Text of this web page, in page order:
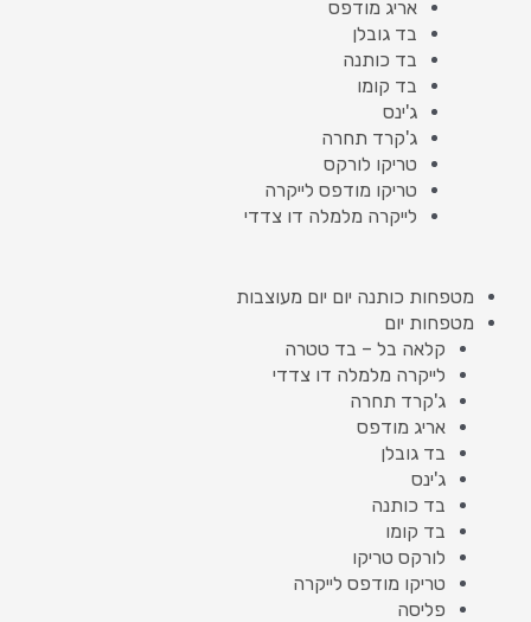
אריג מודפס
בד גובלן
בד כותנה
בד קומו
ג'ינס
ג'קרד תחרה
טריקו לורקס
טריקו מודפס לייקרה
לייקרה מלמלה דו צדדי
מטפחות כותנה יום יום מעוצבות
מטפחות יום
קלאה בל – בד טטרה
לייקרה מלמלה דו צדדי
ג'קרד תחרה
אריג מודפס
בד גובלן
ג'ינס
בד כותנה
בד קומו
לורקס טריקו
טריקו מודפס לייקרה
פליסה